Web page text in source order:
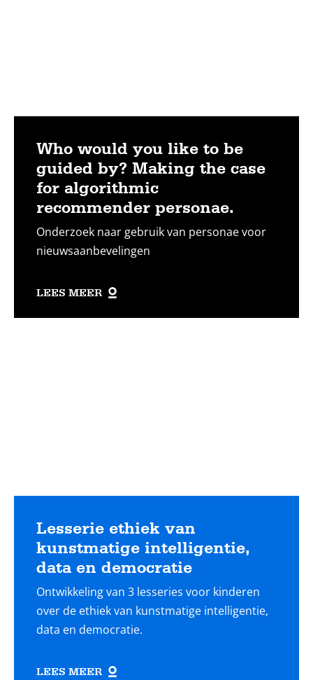
Who would you like to be
guided by? Making the case
for algorithmic
recommender personae.
Onderzoek naar gebruik van personae voor
nieuwsaanbevelingen
LEES MEER
Lesserie ethiek van
kunstmatige intelligentie,
data en democratie
Ontwikkeling van 3 lesseries voor kinderen
over de ethiek van kunstmatige intelligentie,
data en democratie.
LEES MEER